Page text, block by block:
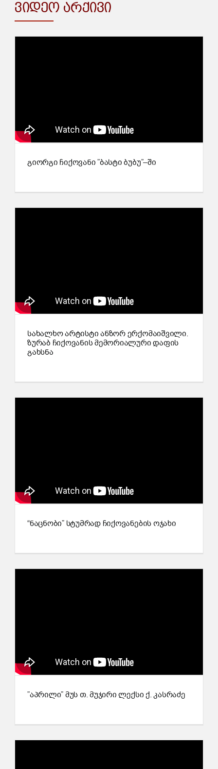
ვიდეო არქივი
გიორგი ჩიქოვანი ”ბასტი ბუბუ”–ში
სახალხო არტისტი ანზორ ერქომაიშვილი.
ზურაბ ჩიქოვანის მემორიალური დაფის
გახსნა
“ნაცნობი” სტუმრად ჩიქოვანების ოჯახი
”აპრილი” მუს თ. მუჯირი ლექსი ქ. კასრაძე